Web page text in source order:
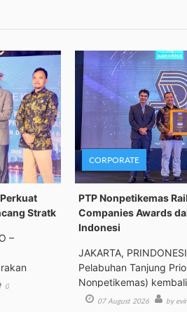
Stratk
–
0
CORPORATE
PTP Nonpetikemas
Companies Awards
Indonesi
JAKARTA,
Pelabuhan Tanjung
Nonpetikemas)
pre 07 August 2026 by